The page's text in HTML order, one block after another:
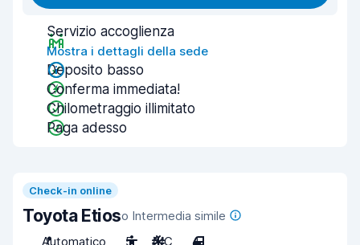
Servizio accoglienza
Mostra i dettagli della sede
Deposito basso
Conferma immediata!
Chilometraggio illimitato
Paga adesso
Check-in online
Toyota Etioso Intermedia simile
Automatico
5 A/C 4